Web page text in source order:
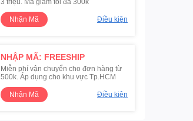
Nhận Mã
Điều kiện
NHẬP MÃ: FREESHIP
Miễn phí vận chuyển cho đơn hàng từ
500k. Áp dụng cho khu vực Tp.HCM
Nhận Mã
Điều kiện